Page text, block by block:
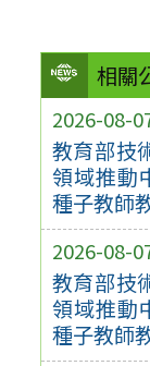
相關
2026-08-
教育部技
領域推動
種子教師
2026-08-
教育部技
領域推動
種子教師